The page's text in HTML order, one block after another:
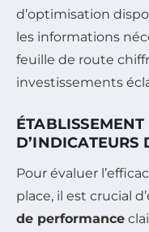
d’optimisation
les informations
feuille de route
investissements
D’INDICATEURS
Pour évaluer
place, il est crucial
de performance